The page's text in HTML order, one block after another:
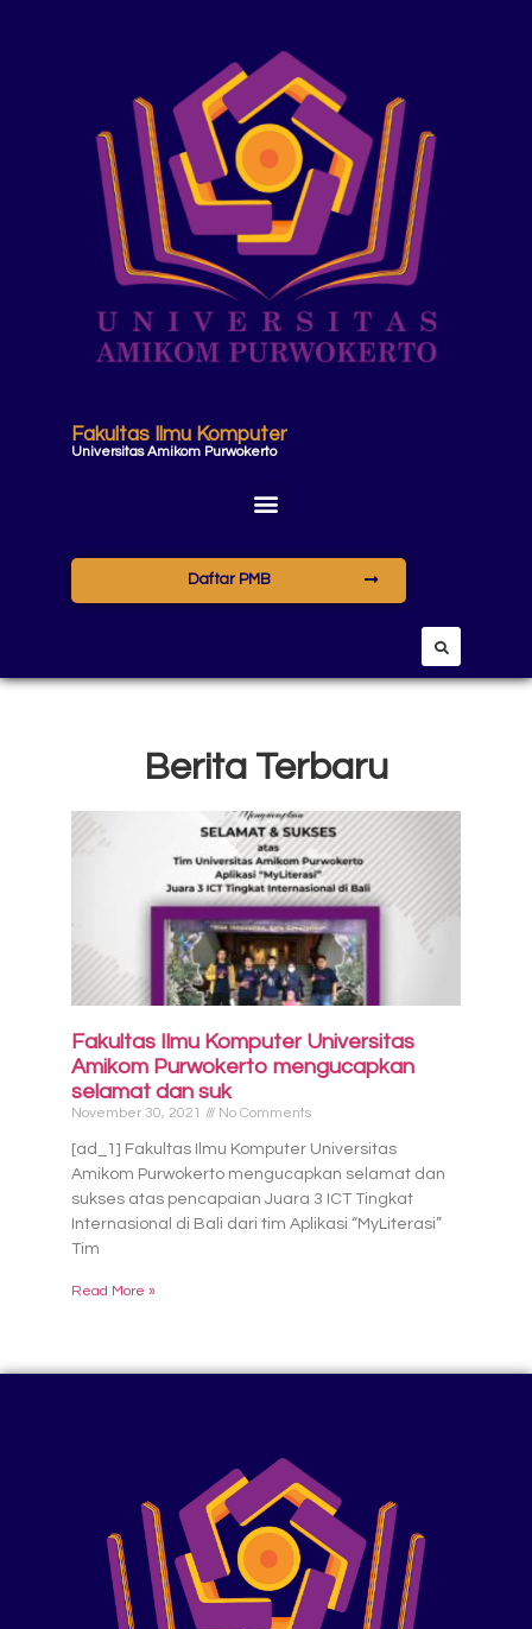
Fakultas Ilmu Komputer
Universitas Amikom Purwokerto
Daftar PMB
Berita Terbaru
Fakultas Ilmu Komputer Universitas
Amikom Purwokerto mengucapkan
selamat dan suk
November 30, 2021 No Comments
[ad_1] Fakultas Ilmu Komputer Universitas
Amikom Purwokerto mengucapkan selamat dan
sukses atas pencapaian Juara 3 ICT Tingkat
Internasional di Bali dari tim Aplikasi “MyLiterasi”
Tim
Read More »